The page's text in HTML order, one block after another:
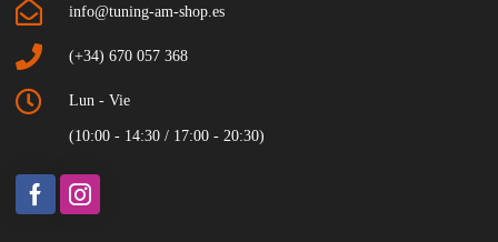
info@tuning-am-shop.es
(+34) 670 057 368
Lun - Vie
(10:00 - 14:30 / 17:00 - 20:30)